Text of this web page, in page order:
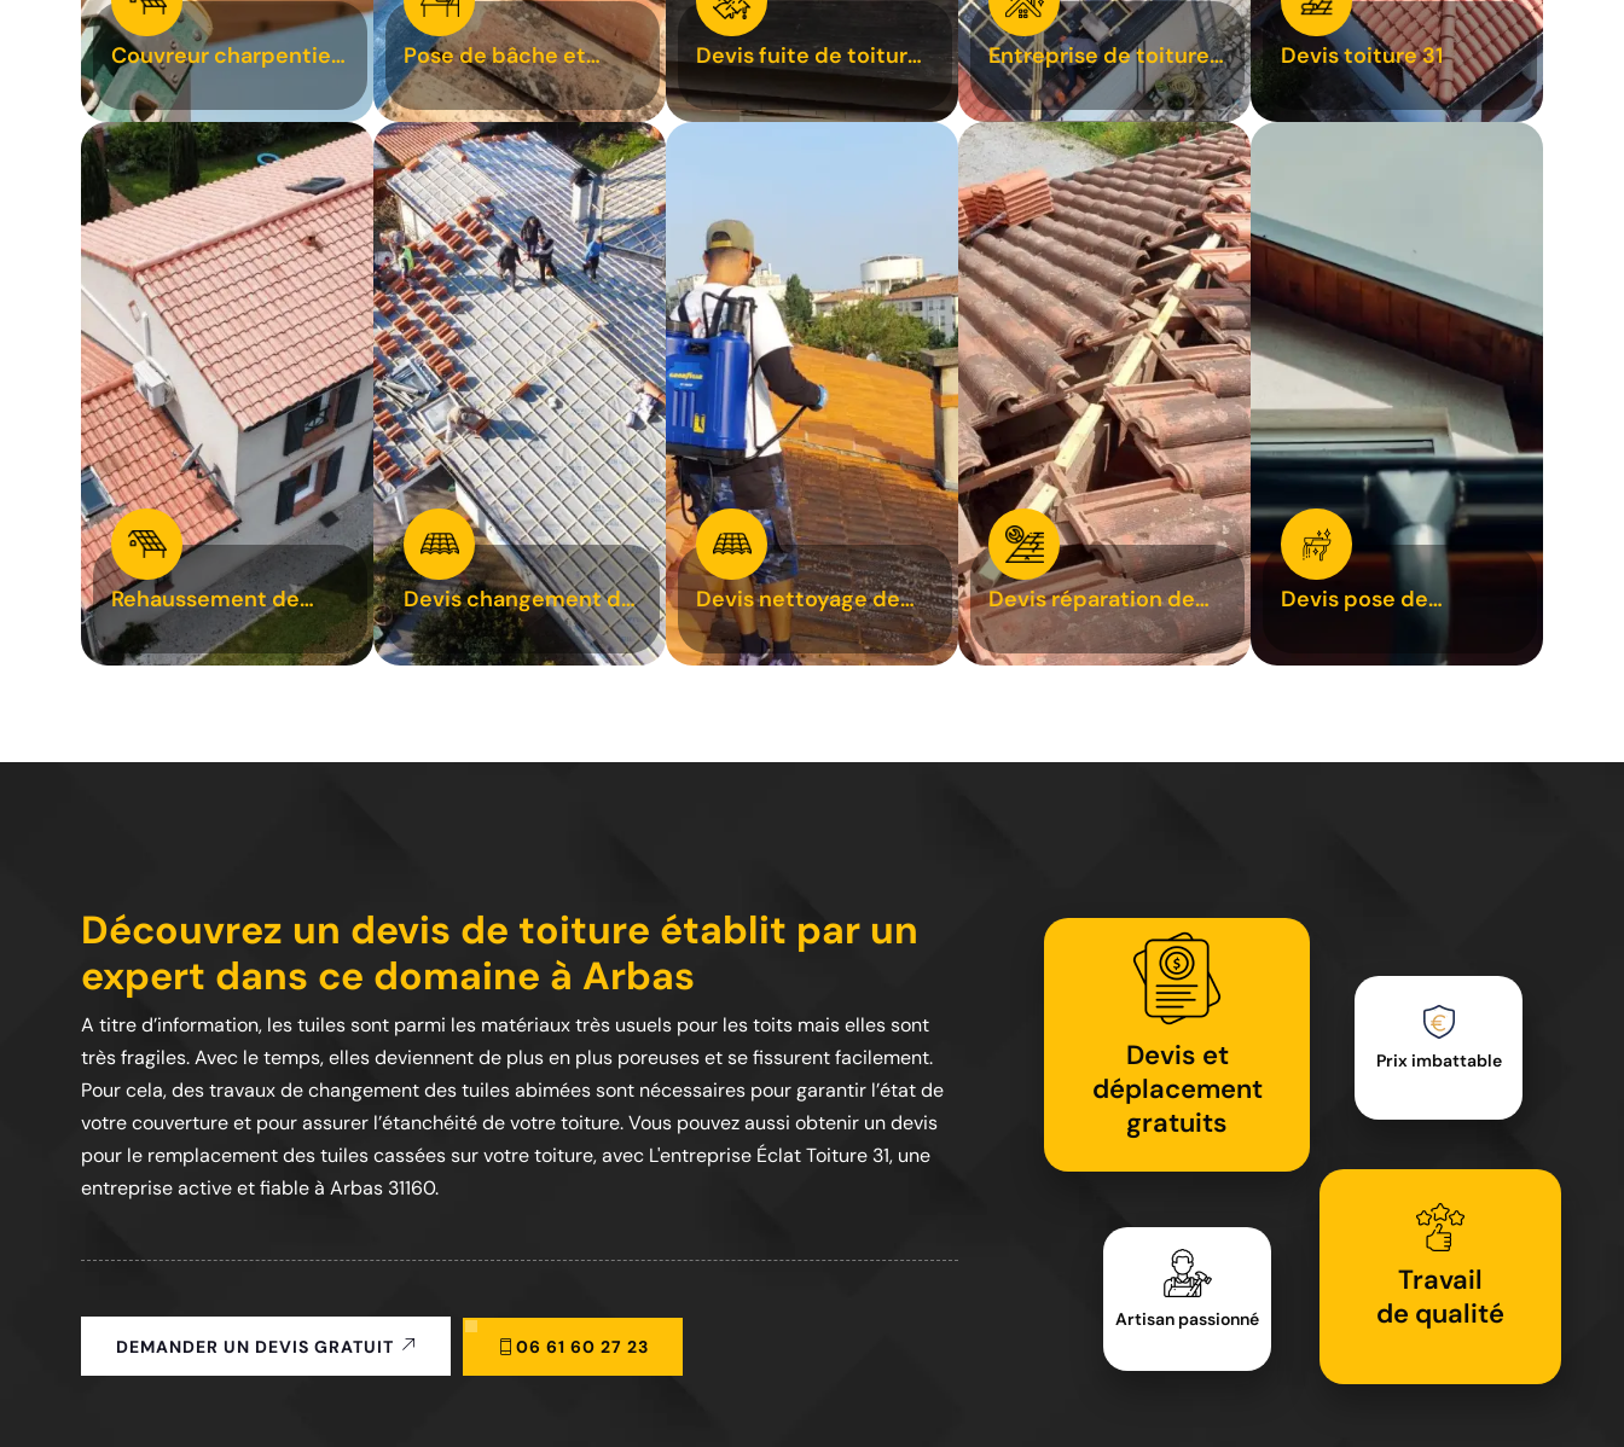
Couvreur charpentier
31
Pose de bâche et
bâchage de toiture 31
Devis fuite de toiture
31
Entreprise de toiture
31
Devis toiture 31
Rehaussement de
toiture 31
Devis changement de
tuile 31
Devis nettoyage de
toiture 31
Devis réparation de
toiture 31
Devis pose de
Découvrez un devis de toiture établit par un
expert dans ce domaine à Arbas
A titre d’information, les tuiles sont parmi les matériaux très usuels pour les toits mais elles sont
très fragiles. Avec le temps, elles deviennent de plus en plus poreuses et se fissurent facilement.
Pour cela, des travaux de changement des tuiles abimées sont nécessaires pour garantir l’état de
votre couverture et pour assurer l’étanchéité de votre toiture. Vous pouvez aussi obtenir un devis
pour le remplacement des tuiles cassées sur votre toiture, avec L'entreprise Éclat Toiture 31, une
entreprise active et fiable à Arbas 31160.
Devis et
déplacement
gratuits
Artisan passionné
Prix imbattable
Travail
de qualité
DEMANDER UN DEVIS GRATUIT 06 61 60 27 23